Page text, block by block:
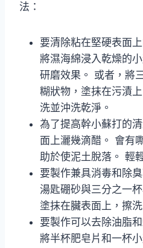
法：
要清除粘在堅硬表面
將濕海綿浸入乾燥的
研磨效果。 或者，將
糊狀物，塗抹在污漬
洗並沖洗乾淨。
為了提高幹小蘇打的
面上灑幾滴醋。 會有
助於使泥土脫落。 輕
要製作兼具消毒和除
湯匙硼砂與三分之一
塗抹在臟表面上，擦
要製作可以去除油脂
將半杯肥皂片和一杯